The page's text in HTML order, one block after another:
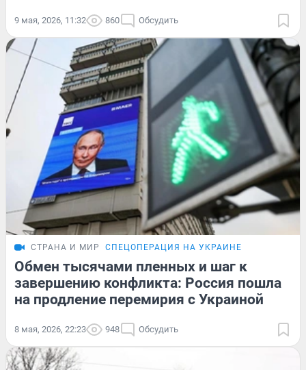
9 мая, 2026, 11:32 860 Обсудить
СТРАНА И МИР СПЕЦОПЕРАЦИЯ НА УКРАИНЕ
Обмен тысячами пленных и шаг к
завершению конфликта: Россия пошла
на продление перемирия с Украиной
8 мая, 2026, 22:23 948 Обсудить